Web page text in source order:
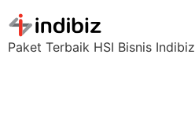
Paket Terbaik HSI Bisnis Indibiz